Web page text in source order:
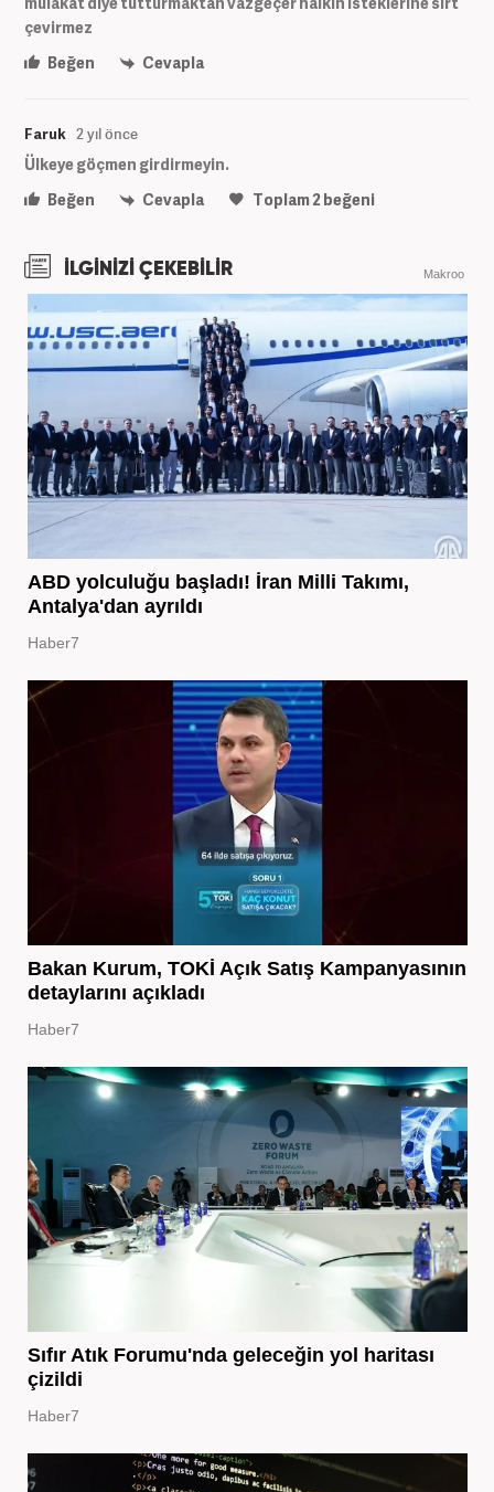
çevirmez
Beğen
Cevapla
Faruk 2 yıl önce
Ülkeye göçmen girdirmeyin.
Beğen
Cevapla Toplam2beğeni
İLGİNİZİ ÇEKEBİLİR Makroo
ABD yolculuğu başladı! İran Milli Takımı,
Antalya'dan ayrıldı
Haber7
Bakan Kurum, TOKİ Açık Satış Kampanyasının
detaylarını açıkladı
Haber7
Sıfır Atık Forumu'nda geleceğin yol haritası
çizildi
Haber7